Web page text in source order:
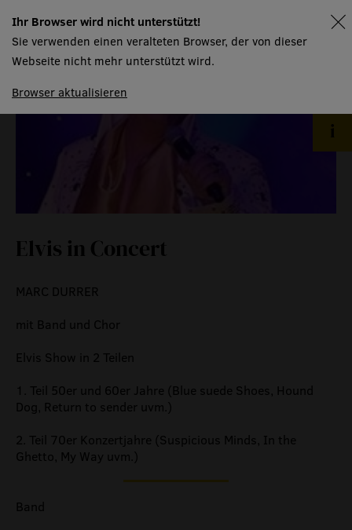
spielplan
Elvis in Concert
MARC DURRER
mit Band und Chor
Elvis Show in 2 Teilen
1. Teil 50er und 60er Jahre (Blue suede Shoes, Hound
Dog, Return to sender uvm.)
2. Teil 70er Konzertjahre (Suspicious Minds, In the
Ghetto, My Way uvm.)
Band
Ihr Browser wird nicht unterstützt!
Sie verwenden einen veralteten Browser, der von dieser
Webseite nicht mehr unterstützt wird.
Browser aktualisieren